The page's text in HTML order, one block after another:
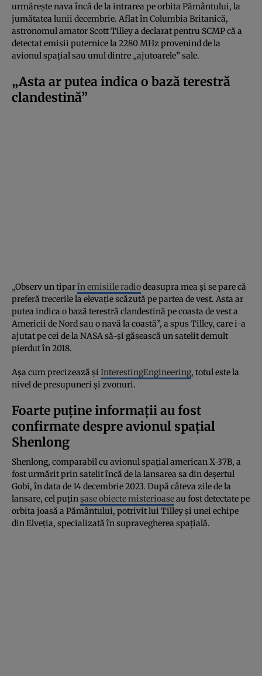
urmărește nava încă de la intrarea pe orbita Pământului, la
jumătatea lunii decembrie. Aflat în Columbia Britanică,
astronomul amator Scott Tilley a declarat pentru SCMP că a
detectat emisii puternice la 2280 MHz provenind de la
avionul spațial sau unul dintre „ajutoarele” sale.
„Asta ar putea indica o bază terestră
clandestină”
„Observ un tiparîn emisiile radiodeasupra mea și se pare că
preferă trecerile la elevație scăzută pe partea de vest. Asta ar
putea indica o bază terestră clandestină pe coasta de vest a
Americii de Nord sau o navă la coastă”, a spus Tilley, care i-a
ajutat pe cei de la NASA să-și găsească un satelit demult
pierdut în 2018.
Așa cum precizează și InterestingEngineering, totul este la
nivel de presupuneri și zvonuri.
Foarte puține informații au fost
confirmate despre avionul spațial
Shenlong
Shenlong, comparabil cu avionul spațial american X-37B, a
fost urmărit prin satelit încă de la lansarea sa din deșertul
Gobi, în data de 14 decembrie 2023. După câteva zile de la
lansare, cel puținșase obiecte misterioaseau fost detectate pe
orbita joasă a Pământului, potrivit lui Tilley și unei echipe
din Elveția, specializată în supravegherea spațială.